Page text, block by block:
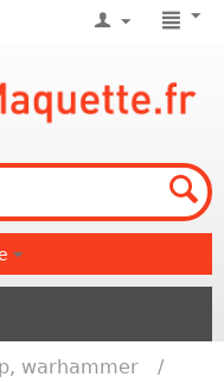
warhammer
/